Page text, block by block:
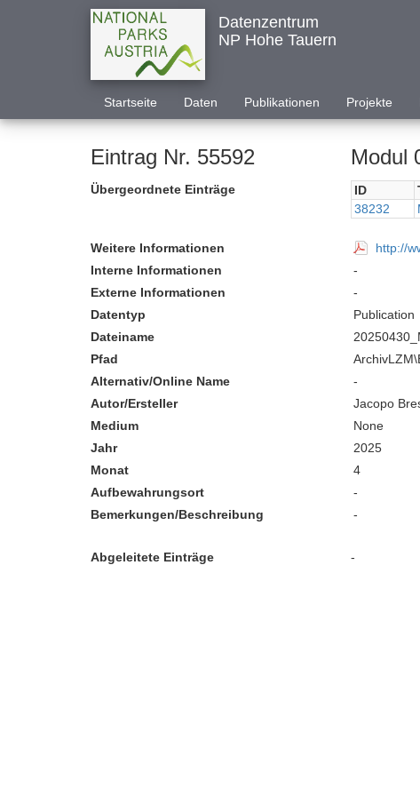
Datenzentrum
NP Hohe Tauern
Startseite Daten Publikationen Projekte
Eintrag Nr. 55592 Modul
Übergeordnete Einträge ID
38232
Weitere Informationen
http://
Interne Informationen
-
Externe Informationen
-
Datentyp
Publication
Dateiname
Pfad
Alternativ/Online Name
-
Autor/Ersteller
Jacopo
Medium
None
Jahr
2025
Monat
4
Aufbewahrungsort
-
Bemerkungen/Beschreibung
-
Abgeleitete Einträge -